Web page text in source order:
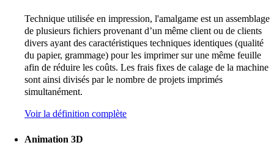
Technique utilisée en impression, l'amalgame est un assemblage
de plusieurs fichiers provenant d’un même client ou de clients
divers ayant des caractéristiques techniques identiques (qualité
du papier, grammage) pour les imprimer sur une même feuille
afin de réduire les coûts. Les frais fixes de calage de la machine
sont ainsi divisés par le nombre de projets imprimés
simultanément.
Voir la définition complète
Animation 3D